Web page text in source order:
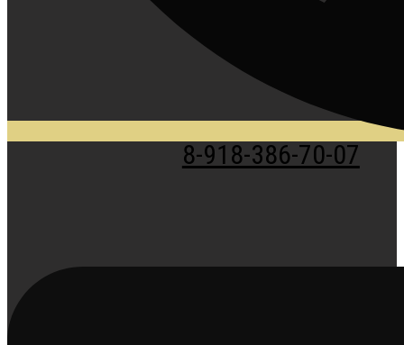
8-918-386-70-07